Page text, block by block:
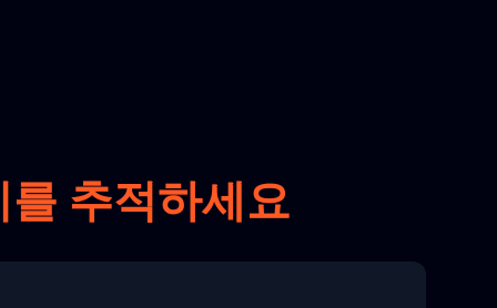
추적하세요